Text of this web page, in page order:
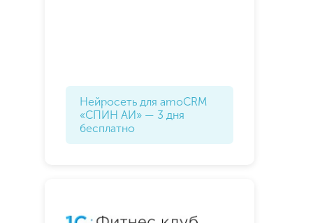
Нейросеть для amoCRM
«СПИН АИ» — 3 дня
бесплатно